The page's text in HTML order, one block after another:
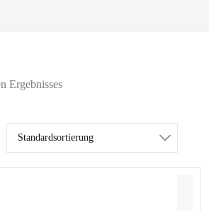
Ergebnisses